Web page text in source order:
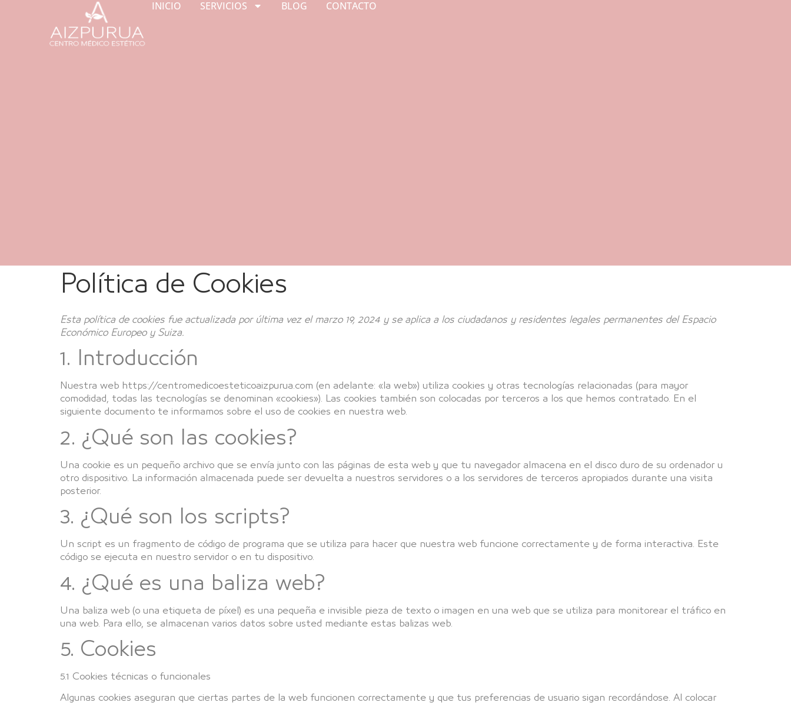
INICIO SERVICIOS BLOG CONTACTO
Política de Cookies
Esta política de cookies fue actualizada por última vez el marzo 19, 2024 y se aplica a los ciudadanos y residentes legales permanentes del Espacio
Económico Europeo y Suiza.
1. Introducción
Nuestra web https://centromedicoesteticoaizpurua.com (en adelante: «la web») utiliza cookies y otras tecnologías relacionadas (para mayor
comodidad, todas las tecnologías se denominan «cookies»). Las cookies también son colocadas por terceros a los que hemos contratado. En el
siguiente documento te informamos sobre el uso de cookies en nuestra web.
2. ¿Qué son las cookies?
Una cookie es un pequeño archivo que se envía junto con las páginas de esta web y que tu navegador almacena en el disco duro de su ordenador u
otro dispositivo. La información almacenada puede ser devuelta a nuestros servidores o a los servidores de terceros apropiados durante una visita
posterior.
3. ¿Qué son los scripts?
Un script es un fragmento de código de programa que se utiliza para hacer que nuestra web funcione correctamente y de forma interactiva. Este
código se ejecuta en nuestro servidor o en tu dispositivo.
4. ¿Qué es una baliza web?
Una baliza web (o una etiqueta de píxel) es una pequeña e invisible pieza de texto o imagen en una web que se utiliza para monitorear el tráfico en
una web. Para ello, se almacenan varios datos sobre usted mediante estas balizas web.
5. Cookies
5.1 Cookies técnicas o funcionales
Algunas cookies aseguran que ciertas partes de la web funcionen correctamente y que tus preferencias de usuario sigan recordándose. Al colocar